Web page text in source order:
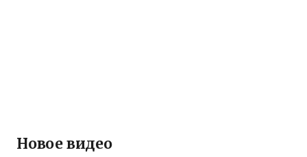
Новое видео